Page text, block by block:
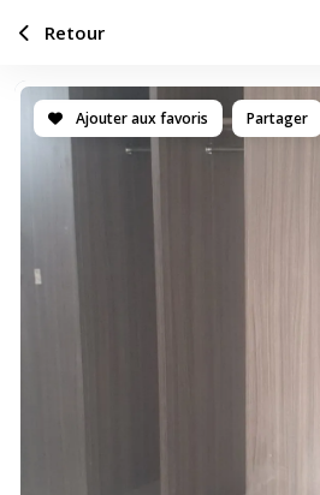
Ajouter aux favoris Partager
Retour